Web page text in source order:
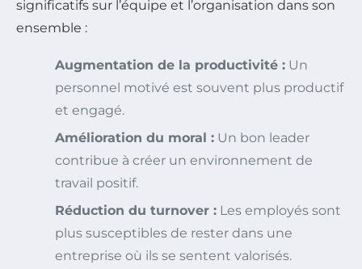
significatifs sur l’équipe et l’organisation dans son
ensemble :
Augmentation de la productivité : Un
personnel motivé est souvent plus productif
et engagé.
Amélioration du moral : Un bon leader
contribue à créer un environnement de
travail positif.
Réduction du turnover : Les employés sont
plus susceptibles de rester dans une
entreprise où ils se sentent valorisés.